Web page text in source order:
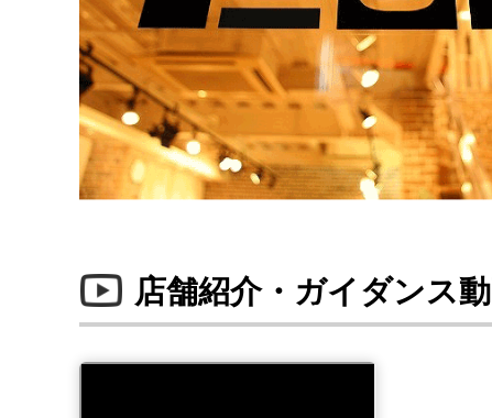
店舗紹介・ガイダンス